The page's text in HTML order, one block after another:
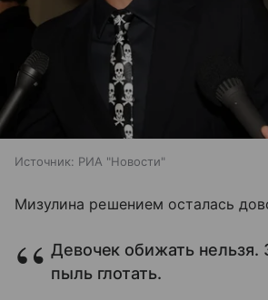
Источник: РИА "Новости"
Мизулина решением осталась
Девочек обижать нельзя.
пыль глотать.